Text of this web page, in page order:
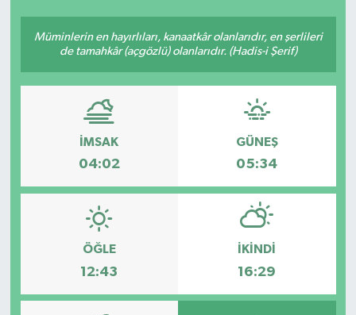
Müminlerin en hayırlıları, kanaatkâr olanlarıdır, en şerlileri
de tamahkâr (açgözlü) olanlarıdır. (Hadis-i Şerif)
İMSAK
04:02
GÜNEŞ
05:34
ÖĞLE
12:43
İKINDI
16:29
Teknoloji
Yaşam